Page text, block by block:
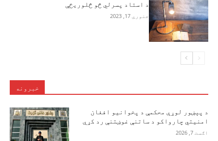
د استاد پسرلي څو څلوریځې
جنوري 17, 2023
خبرونه
د پېښور لوړې محکمې د پخوانیو افغان
امنیتي چارواکو د ساتنې غوښتنې رد کړې
اګست 7, 2026